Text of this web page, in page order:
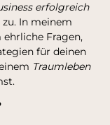
erfolgreich
In meinem
Fragen,
für deinen
Traumleben